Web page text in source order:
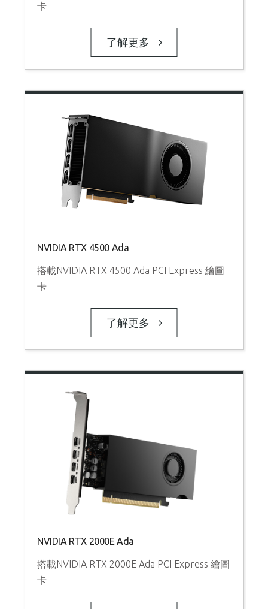
卡
了解更多
NVIDIA RTX 4500 Ada
搭載NVIDIA RTX 4500 Ada PCI Express 繪圖
卡
了解更多
NVIDIA RTX 2000E Ada
搭載NVIDIA RTX 2000E Ada PCI Express 繪圖
卡